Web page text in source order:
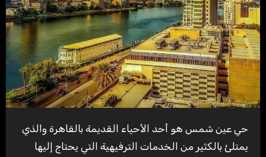
حي عين شمس هو أحد الأحياء القديمة بالقاهرة والذي
يمتلئ بالكثير من الخدمات الترفيهية التي يحتاج إليها